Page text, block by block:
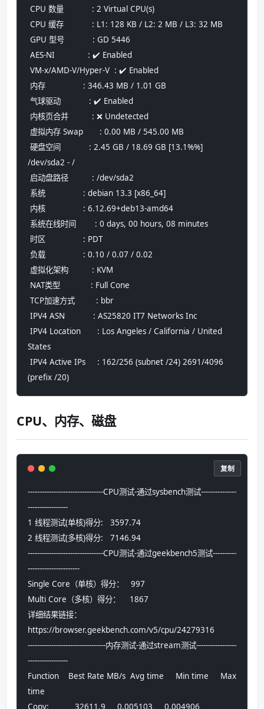
CPU 数量            : 2 Virtual CPU(s)
CPU 缓存            : L1: 128 KB / L2: 2 MB / L3: 32 MB
GPU 型号            : GD 5446
AES-NI              : ✔️ Enabled
VM-x/AMD-V/Hyper-V  : ✔️ Enabled
内存                : 346.43 MB / 1.01 GB
气球驱动            : ✔️ Enabled
内核页合并          : ❌ Undetected
虚拟内存 Swap       : 0.00 MB / 545.00 MB
/dev/sda2 - /
启动盘路径          : /dev/sda2
系统                : debian 13.3 [x86_64]
内核                : 6.12.69+deb13-amd64
系统在线时间        : 0 days, 00 hours, 08 minutes
时区                : PDT
负载                : 0.10 / 0.07 / 0.02
虚拟化架构          : KVM
NAT类型             : Full Cone
TCP加速方式         : bbr
IPV4 ASN            : AS25820 IT7 Networks Inc
States
(prefix /20)
CPU、内存、磁盘
--------------------------------CPU测试-通过sysbench测试---------------
-----------------
1 线程测试(单核)得分:   3597.74
2 线程测试(多核)得分:   7146.94
--------------------------------CPU测试-通过geekbench5测试----------
----------------------
Single Core（单核）得分：   997
Multi Core（多核）得分：    1867
详细结果链接：
https://browser.geekbench.com/v5/cpu/24279316
---------------------------------内存测试-通过stream测试-----------------
-----------------
Function    Best Rate MB/s  Avg time     Min time     Max
time
Copy:           32611.9     0.005103     0.004906
复制